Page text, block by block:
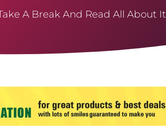
A Break And Read All About It